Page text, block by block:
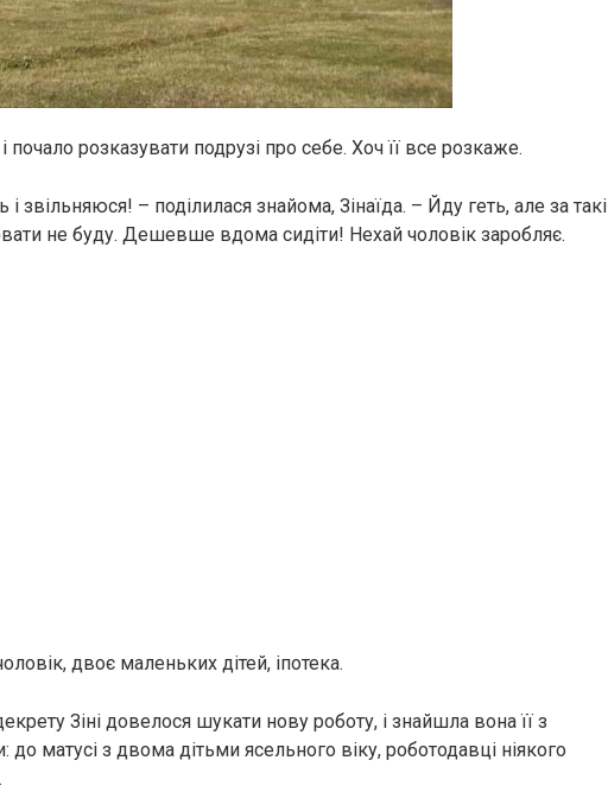
почало розказувати подрузі про себе. Хоч її все розкаже.
звільняюся! – поділилася знайома, Зінаїда. – Йду геть, але за такі
не буду. Дешевше вдома сидіти! Нехай чоловік заробляє.
двоє маленьких дітей, іпотека.
Зіні довелося шукати нову роботу, і знайшла вона її з
матусі з двома дітьми ясельного віку, роботодавці ніякого